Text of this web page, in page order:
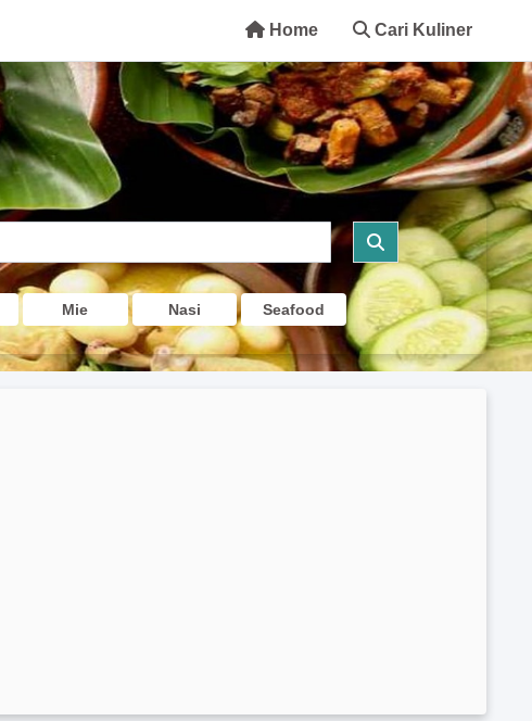
Home Cari Kuliner
Mie Nasi Seafood